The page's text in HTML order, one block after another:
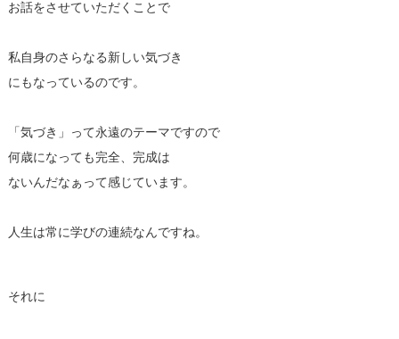
お話をさせていただくことで
私自身のさらなる新しい気づき
にもなっているのです。
「気づき」って永遠のテーマですので
何歳になっても完全、完成は
ないんだなぁって感じています。
人生は常に学びの連続なんですね。
それに